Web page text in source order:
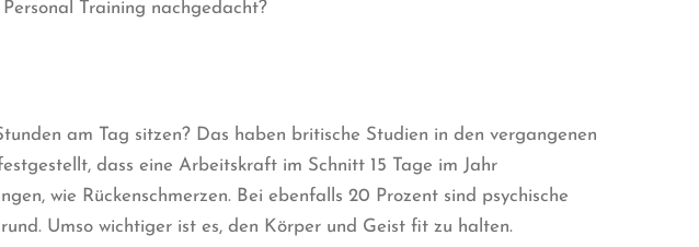
Training nachgedacht?
am Tag sitzen? Das haben britische Studien in den vergangenen
dass eine Arbeitskraft im Schnitt 15 Tage im Jahr
wie Rückenschmerzen. Bei ebenfalls 20 Prozent sind psychische
Umso wichtiger ist es, den Körper und Geist fit zu halten.